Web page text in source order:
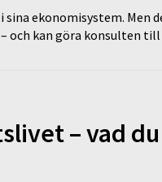
ekonomisystem. Men
och kan göra konsulten
– vad